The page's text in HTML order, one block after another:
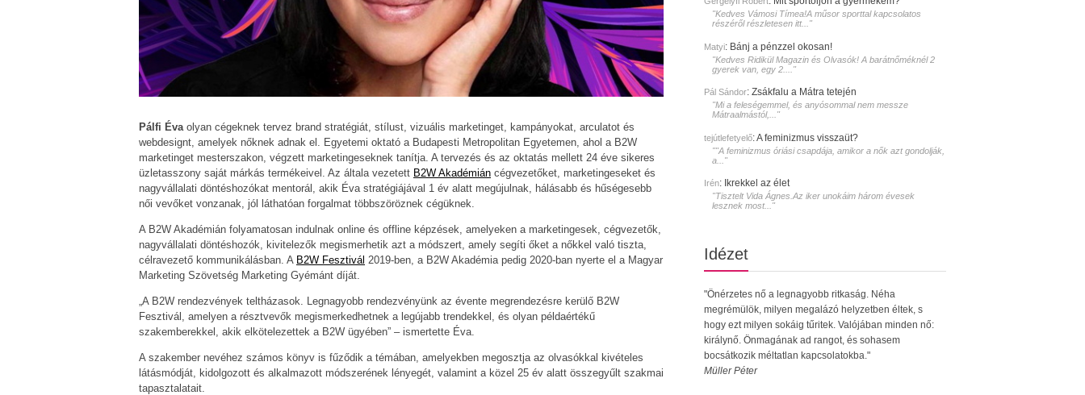
Pálfi Éva olyan cégeknek tervez brand stratégiát, stílust, vizuális marketinget, kampányokat, arculatot és
webdesignt, amelyek nőknek adnak el. Egyetemi oktató a Budapesti Metropolitan Egyetemen, ahol a B2W
marketinget mesterszakon, végzett marketingeseknek tanítja. A tervezés és az oktatás mellett 24 éve sikeres
üzletasszony saját márkás termékeivel. Az általa vezetett B2W Akadémián cégvezetőket, marketingeseket és
nagyvállalati döntéshozókat mentorál, akik Éva stratégiájával 1 év alatt megújulnak, hálásabb és hűségesebb
női vevőket vonzanak, jól láthatóan forgalmat többszöröznek cégüknek.
A B2W Akadémián folyamatosan indulnak online és offline képzések, amelyeken a marketingesek, cégvezetők,
nagyvállalati döntéshozók, kivitelezők megismerhetik azt a módszert, amely segíti őket a nőkkel való tiszta,
célravezető kommunikálásban. A B2W Fesztivál 2019-ben, a B2W Akadémia pedig 2020-ban nyerte el a Magyar
Marketing Szövetség Marketing Gyémánt díját.
„A B2W rendezvények teltházasok. Legnagyobb rendezvényünk az évente megrendezésre kerülő B2W
Fesztivál, amelyen a résztvevők megismerkedhetnek a legújabb trendekkel, és olyan példaértékű
szakemberekkel, akik elkötelezettek a B2W ügyében” – ismertette Éva.
A szakember nevéhez számos könyv is fűződik a témában, amelyekben megosztja az olvasókkal kivételes
látásmódját, kidolgozott és alkalmazott módszerének lényegét, valamint a közel 25 év alatt összegyűlt szakmai
tapasztalatait.
"Kedves Vámosi Tímea!A műsor sporttal kapcsolatos
részéről részletesen itt..."
Matyi: Bánj a pénzzel okosan!
"Kedves Ridikül Magazin és Olvasók! A barátnőméknél 2
gyerek van, egy 2...."
Pál Sándor: Zsákfalu a Mátra tetején
"Mi a feleségemmel, és anyósommal nem messze
Mátraalmástól,..."
tejútlefetyelő:A feminizmus visszaüt?
""A feminizmus óriási csapdája, amikor a nők azt gondolják,
a..."
Irén: Ikrekkel az élet
"Tisztelt Vida Ágnes.Az iker unokáim három évesek
lesznek most..."
Idézet
"Önérzetes nő a legnagyobb ritkaság. Néha
megrémülök, milyen megalázó helyzetben éltek, s
hogy ezt milyen sokáig tűritek. Valójában minden nő:
királynő. Önmagának ad rangot, és sohasem
bocsátkozik méltatlan kapcsolatokba."
Müller Péter